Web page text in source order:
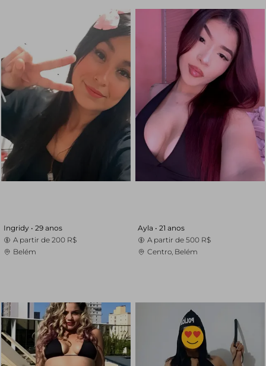
Ingridy • 29 anos
A partir de 200 R$
Belém
Ayla • 21 anos
A partir de 500 R$
Centro, Belém